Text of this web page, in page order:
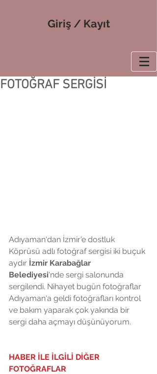
Giriş / Kayıt
FOTOĞRAF SERGİSİ
Adıyaman'dan İzmir'e dostluk
Köprüsü adlı fotoğraf sergisi iki buçuk
aydır İzmir Karabağlar
Belediyesi'nde sergi salonunda
sergilendi. Nihayet bugün fotoğraflar
Adıyaman'a geldi fotoğrafları kontrol
ve bakım yaparak çok yakında bir
sergi daha açmayı düşünüyorum.
HABER İLE İLGİLİ DİĞER
FOTOĞRAFLAR